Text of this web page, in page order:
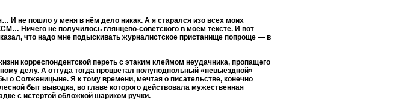
И не пошло у меня в нём дело никак. А я старался изо всех моих
Ничего не получилось глянцево-советского в моём тексте. И вот
что надо мне подыскивать журналистское пристанище попроще — в
корреспондентской переть с этаким клеймом неудачника, пропащего
делу. А оттуда тогда процветал полуподпольный «невыездной»
о Солженицыне. Я к тому времени, мечтая о писательстве, конечно
быт выводка, во главе которого действовала мужественная
с истертой обложкой шариком ручки.